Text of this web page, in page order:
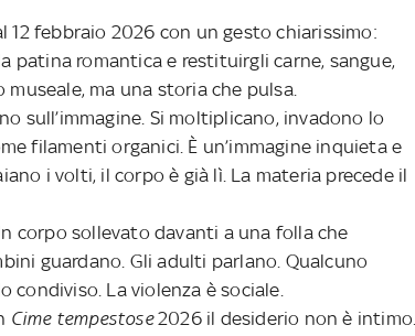
12 febbraio 2026 con un gesto chiarissimo:
patina romantica e restituirgli carne, sangue,
ma una storia che pulsa.
sull’immagine. Si moltiplicano, invadono lo
filamenti organici. È un’immagine inquieta e
i volti, il corpo è già lì. La materia precede il
corpo sollevato davanti a una folla che
guardano. Gli adulti parlano. Qualcuno
La violenza è sociale.
Cime tempestose2026 il desiderio non è intimo.